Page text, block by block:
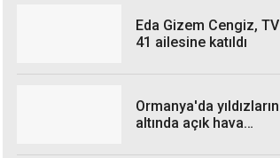
Eda Gizem Cengiz, TV
41 ailesine katıldı
Ormanya'da yıldızların
altında açık hava